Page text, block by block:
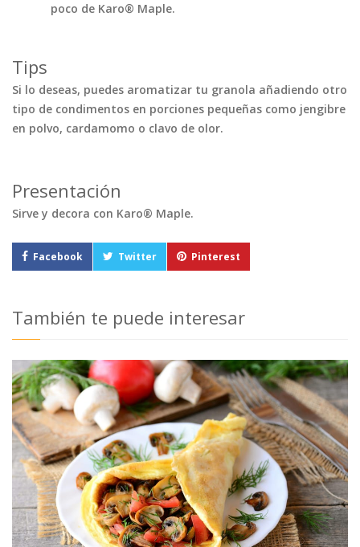
poco de Karo® Maple.
Tips
Si lo deseas, puedes aromatizar tu granola añadiendo otro
tipo de condimentos en porciones pequeñas como jengibre
en polvo, cardamomo o clavo de olor.
Presentación
Sirve y decora con Karo® Maple.
Facebook Twitter Pinterest
También te puede interesar